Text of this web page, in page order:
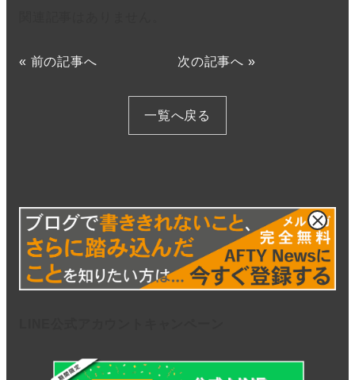
« 前の記事へ 次の記事へ »
一覧へ戻る